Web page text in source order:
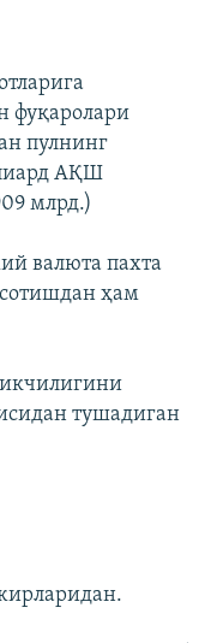
фуқаролари
пулнинг
АҚШ
млрд.)
валюта пахта
сотишдан ҳам
тушадиган